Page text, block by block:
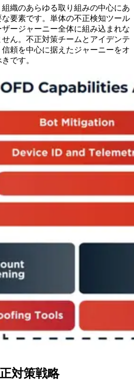
織のあらゆる取り組みの中心にあ
要素です。単体の不正検知ツール
ージャーニー全体に組み込まれな
ん。不正対策チームとアイデンテ
頼を中心に据えたジャーニーをオ
です。
対策戦略